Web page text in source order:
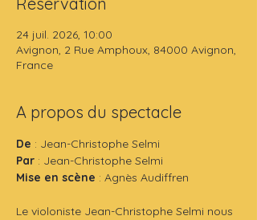
24 juil. 2026, 10:00
Avignon, 2 Rue Amphoux, 84000 Avignon,
France
A propos du spectacle
De : Jean-Christophe Selmi
Par : Jean-Christophe Selmi
Mise en scène : Agnès Audiffren
Le violoniste Jean-Christophe Selmi nous